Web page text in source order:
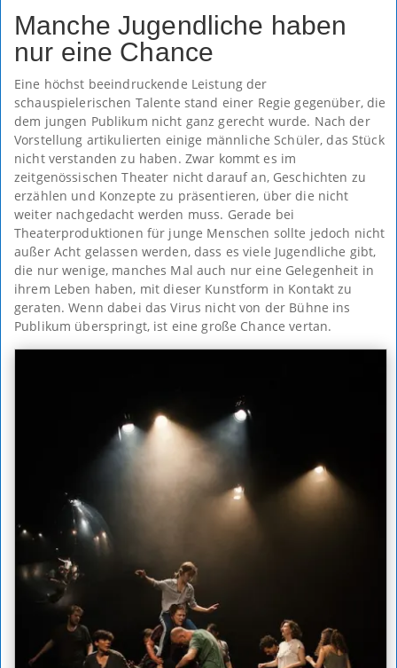
Manche Jugendliche haben
nur eine Chance
Eine höchst beeindruckende Leistung der
schauspielerischen Talente stand einer Regie gegenüber, die
dem jungen Publikum nicht ganz gerecht wurde. Nach der
Vorstellung artikulierten einige männliche Schüler, das Stück
nicht verstanden zu haben. Zwar kommt es im
zeitgenössischen Theater nicht darauf an, Geschichten zu
erzählen und Konzepte zu präsentieren, über die nicht
weiter nachgedacht werden muss. Gerade bei
Theaterproduktionen für junge Menschen sollte jedoch nicht
außer Acht gelassen werden, dass es viele Jugendliche gibt,
die nur wenige, manches Mal auch nur eine Gelegenheit in
ihrem Leben haben, mit dieser Kunstform in Kontakt zu
geraten. Wenn dabei das Virus nicht von der Bühne ins
Publikum überspringt, ist eine große Chance vertan.